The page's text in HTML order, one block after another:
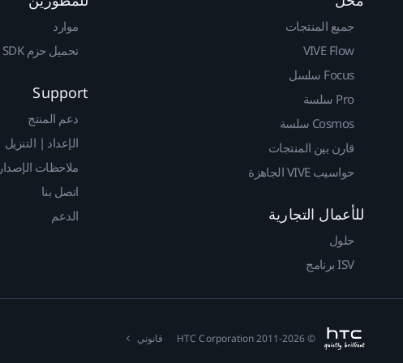
جميع المنتجات
VIVE Flow
Focus سلسل
Pro سلسة
Cosmos سلسة
قارن بين المنتجات
حواسيب VIVE الجاهزة
للأعمال التجارية
حلول
ISV برنامج
موارد
تحميل حزم SDK
Support
دعم المنتج
الإعداد | التنزيل
ملاحظات الإصدار
اتصل بنا
الدعم
© 2011-2026 HTC Corporation قانوني